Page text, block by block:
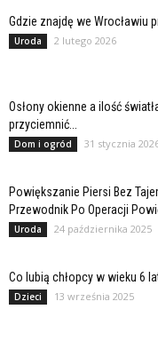
Gdzie znajdę we Wrocławiu
Uroda 2 lutego 2026
Osłony okienne a ilość
przyciemnić...
Dom i ogród 31 stycznia
Powiększanie Piersi Bez
Przewodnik Po Operacji
Uroda 24 października 2025
Co lubią chłopcy w wieku 6
Dzieci 13 września 2025